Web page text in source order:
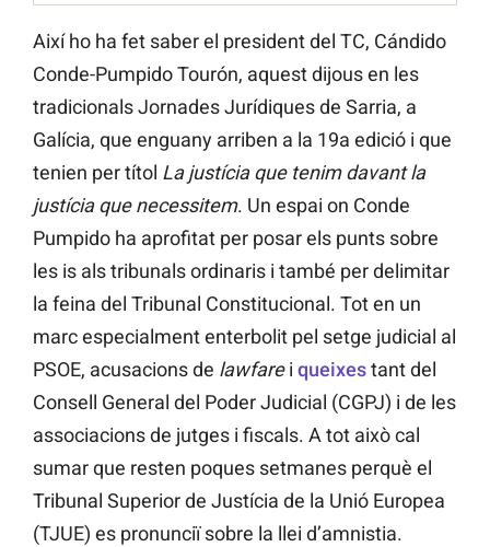
Així ho ha fet saber el president del TC, Cándido
Conde-Pumpido Tourón, aquest dijous en les
tradicionals Jornades Jurídiques de Sarria, a
Galícia, que enguany arriben a la 19a edició i que
tenien per títol La justícia que tenim davant la
justícia que necessitem. Un espai on Conde
Pumpido ha aprofitat per posar els punts sobre
les is als tribunals ordinaris i també per delimitar
la feina del Tribunal Constitucional. Tot en un
marc especialment enterbolit pel setge judicial al
PSOE, acusacions de lawfarei queixestant del
Consell General del Poder Judicial (CGPJ) i de les
associacions de jutges i fiscals. A tot això cal
sumar que resten poques setmanes perquè el
Tribunal Superior de Justícia de la Unió Europea
(TJUE) es pronunciï sobre la llei d’amnistia.